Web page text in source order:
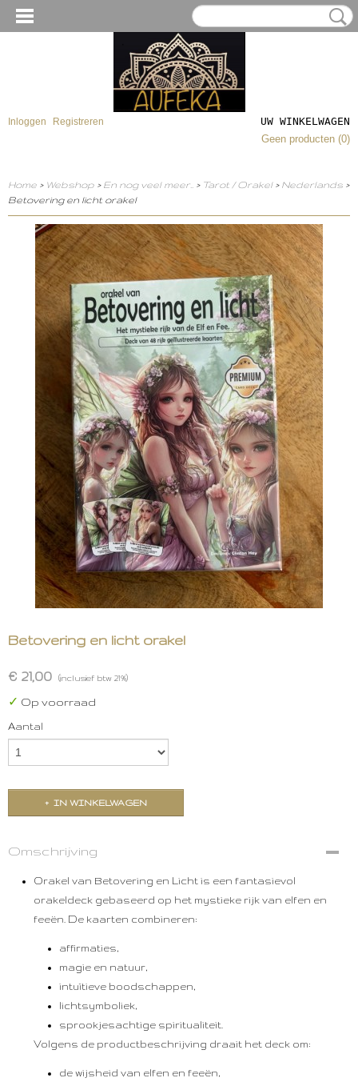
Inloggen Registreren
UW WINKELWAGEN
Geen producten (0)
Home > Webshop > En nog veel meer.. > Tarot / Orakel> Nederlands >
Betovering en licht orakel
Betovering en licht orakel
€ 21,00 (inclusief btw 21%)
✓ Op voorraad
Aantal
IN WINKELWAGEN
Omschrijving
Orakel van Betovering en Licht is een fantasievol
orakeldeck gebaseerd op het mystieke rijk van elfen en
feeën. De kaarten combineren:
affirmaties,
magie en natuur,
intuïtieve boodschappen,
lichtsymboliek,
sprookjesachtige spiritualiteit.
Volgens de productbeschrijving draait het deck om:
de wijsheid van elfen en feeën,